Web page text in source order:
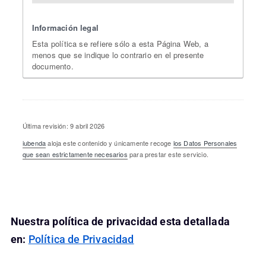
Información legal
Esta política se refiere sólo a esta Página Web, a
menos que se indique lo contrario en el presente
documento.
Última revisión: 9 abril 2026
iubendaaloja este contenido y únicamente recoge los Datos Personales
que sean estrictamente necesarios para prestar este servicio.
Nuestra política de privacidad esta detallada
en: Política de Privacidad